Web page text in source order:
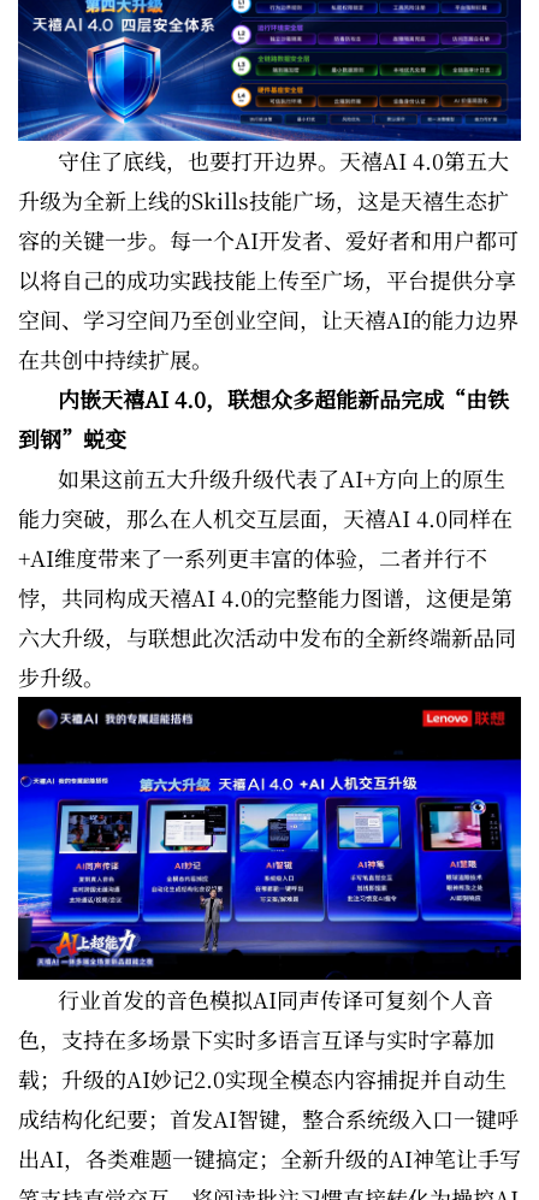
守住了底线，也要打开边界。天禧AI 4.0第五大
升级为全新上线的Skills技能广场，这是天禧生态扩
容的关键一步。每一个AI开发者、爱好者和用户都可
以将自己的成功实践技能上传至广场，平台提供分享
空间、学习空间乃至创业空间，让天禧AI的能力边界
在共创中持续扩展。
内嵌天禧AI 4.0，联想众多超能新品完成“由铁
到钢”蜕变
如果这前五大升级升级代表了AI+方向上的原生
能力突破，那么在人机交互层面，天禧AI 4.0同样在
+AI维度带来了一系列更丰富的体验，二者并行不
悖，共同构成天禧AI 4.0的完整能力图谱，这便是第
六大升级，与联想此次活动中发布的全新终端新品同
步升级。
行业首发的音色模拟AI同声传译可复刻个人音
色，支持在多场景下实时多语言互译与实时字幕加
载；升级的AI妙记2.0实现全模态内容捕捉并自动生
成结构化纪要；首发AI智键，整合系统级入口一键呼
出AI，各类难题一键搞定；全新升级的AI神笔让手写